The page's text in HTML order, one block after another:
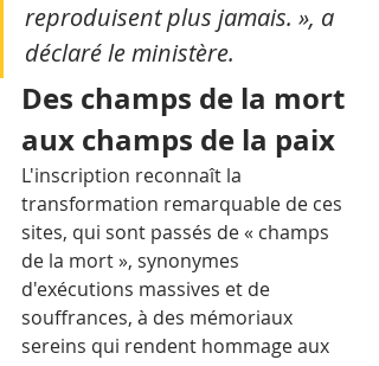
reproduisent plus jamais. », a
déclaré le ministère.
Des champs de la mort
aux champs de la paix
L'inscription reconnaît la
transformation remarquable de ces
sites, qui sont passés de « champs
de la mort », synonymes
d'exécutions massives et de
souffrances, à des mémoriaux
sereins qui rendent hommage aux